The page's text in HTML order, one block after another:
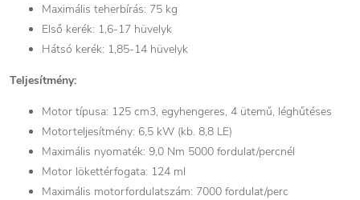
Maximális teherbírás: 75 kg
Első kerék: 1,6-17 hüvelyk
Hátsó kerék: 1,85-14 hüvelyk
Teljesítmény:
Motor típusa: 125 cm3, egyhengeres, 4 ütemű, léghűtéses
Motorteljesítmény: 6,5 kW (kb. 8,8 LE)
Maximális nyomaték: 9,0 Nm 5000 fordulat/percnél
Motor lökettérfogata: 124 ml
Maximális motorfordulatszám: 7000 fordulat/perc